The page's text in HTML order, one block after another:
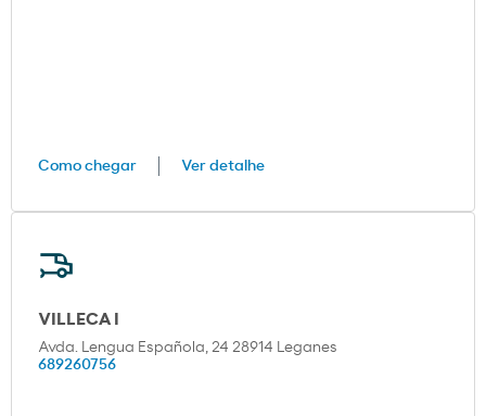
Como chegar Ver detalhe
VILLECA I
Avda. Lengua Española, 24 28914 Leganes
689260756